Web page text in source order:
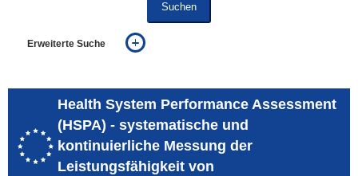
Suchen
Erweiterte Suche
auch in allen Texten suchen (Volltextsuche)
auch Synonyme einbeziehen
auch ähnlich geschriebenes einbeziehen
Health System Performance Assessment
(HSPA) - systematische und
kontinuierliche Messung der
Leistungsfähigkeit von